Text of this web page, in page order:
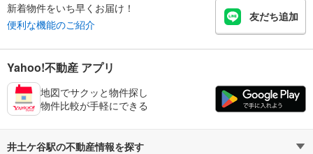
新着物件をいち早くお届け！
便利な機能のご紹介
友だち追加
Yahoo!不動産 アプリ
地図でサクッと物件探し
物件比較が手軽にできる
井土ケ谷駅の不動産情報を探す